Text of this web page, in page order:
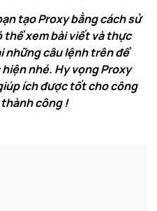
tạo Proxy bằng cách sử
thể xem bài viết và thực
những câu lệnh trên để
nhé. Hy vọng Proxy
ích được tốt cho công
công !